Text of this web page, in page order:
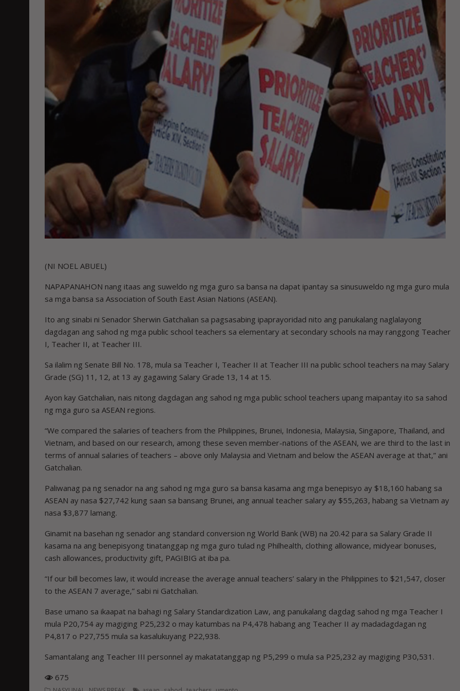
(NI NOEL ABUEL)
NAPAPANAHON nang itaas ang suweldo ng mga guro sa bansa na dapat ipantay sa sinusuweldo ng mga guro mula
sa mga bansa sa Association of South East Asian Nations (ASEAN).
Ito ang sinabi ni Senador Sherwin Gatchalian sa pagsasabing ipaprayoridad nito ang panukalang naglalayong
dagdagan ang sahod ng mga public school teachers sa elementary at secondary schools na may ranggong Teacher
I, Teacher II, at Teacher III.
Sa ilalim ng Senate Bill No. 178, mula sa Teacher I, Teacher II at Teacher III na public school teachers na may Salary
Grade (SG) 11, 12, at 13 ay gagawing Salary Grade 13, 14 at 15.
Ayon kay Gatchalian, nais nitong dagdagan ang sahod ng mga public school teachers upang maipantay ito sa sahod
ng mga guro sa ASEAN regions.
“We compared the salaries of teachers from the Philippines, Brunei, Indonesia, Malaysia, Singapore, Thailand, and
Vietnam, and based on our research, among these seven member-nations of the ASEAN, we are third to the last in
terms of annual salaries of teachers – above only Malaysia and Vietnam and below the ASEAN average at that,” ani
Gatchalian.
Paliwanag pa ng senador na ang sahod ng mga guro sa bansa kasama ang mga benepisyo ay $18,160 habang sa
ASEAN ay nasa $27,742 kung saan sa bansang Brunei, ang annual teacher salary ay $55,263, habang sa Vietnam ay
nasa $3,877 lamang.
Ginamit na basehan ng senador ang standard conversion ng World Bank (WB) na 20.42 para sa Salary Grade II
kasama na ang benepisyong tinatanggap ng mga guro tulad ng Philhealth, clothing allowance, midyear bonuses,
cash allowances, productivity gift, PAGIBIG at iba pa.
“If our bill becomes law, it would increase the average annual teachers’ salary in the Philippines to $21,547, closer
to the ASEAN 7 average,” sabi ni Gatchalian.
Base umano sa ikaapat na bahagi ng Salary Standardization Law, ang panukalang dagdag sahod ng mga Teacher I
mula P20,754 ay magiging P25,232 o may katumbas na P4,478 habang ang Teacher II ay madadagdagan ng
P4,817 o P27,755 mula sa kasalukuyang P22,938.
Samantalang ang Teacher III personnel ay makatatanggap ng P5,299 o mula sa P25,232 ay magiging P30,531.
675